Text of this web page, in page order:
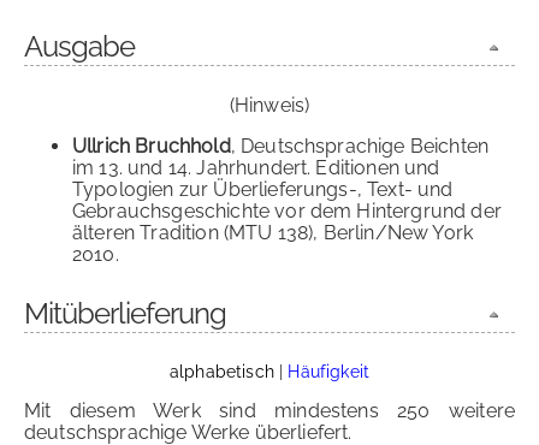
Ausgabe
(Hinweis)
Ullrich Bruchhold, Deutschsprachige Beichten
im 13. und 14. Jahrhundert. Editionen und
Typologien zur Überlieferungs-, Text- und
Gebrauchsgeschichte vor dem Hintergrund der
älteren Tradition (MTU 138), Berlin/New York
2010.
Mitüberlieferung
alphabetisch| Häufigkeit
Mit diesem Werk sind mindestens 250 weitere
deutschsprachige Werke überliefert.